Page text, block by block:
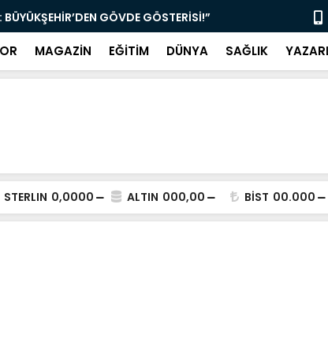
GÖVDE GÖSTERİSİ!”
MAGAZİN EĞİTİM DÜNYA SAĞLIK
STERLIN 0,0000 ALTIN 000,00 BİST 00.000